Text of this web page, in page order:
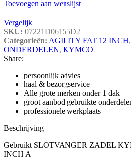
Toevoegen aan wenslijst
Vergelijk
SKU: 07221D06155D2
Categorieën: AGILITY FAT 12 INCH,
ONDERDELEN, KYMCO
Share:
persoonlijk advies
haal & bezorgservice
Alle grote merken onder 1 dak
groot aanbod gebruikte
professionele werkplaats
Beschrijving
Gebruikt SLOTVANGER ZADEL
INCH A